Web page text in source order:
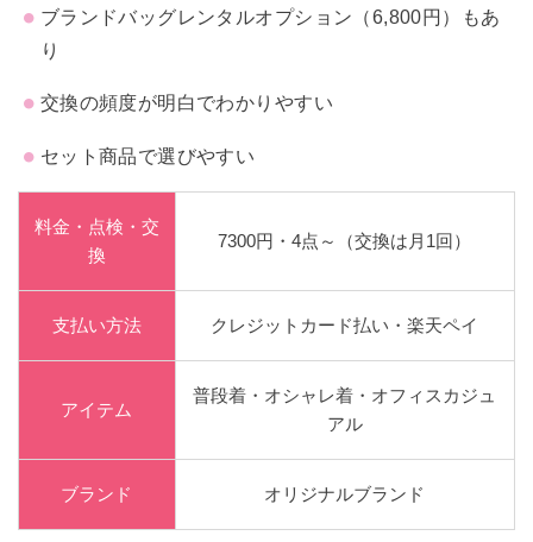
ブランドバッグレンタルオプション（6,800円）もあ
り
交換の頻度が明白でわかりやすい
セット商品で選びやすい
料金・点検・交
換
7300円・4点～（交換は月1回）
支払い方法 クレジットカード払い・楽天ペイ
アイテム
普段着・オシャレ着・オフィスカジュ
アル
ブランド オリジナルブランド